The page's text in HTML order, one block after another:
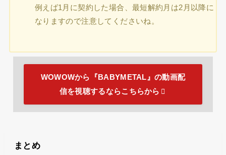
例えば1月に契約した場合、最短解約月は2月以降に
なりますので注意してくださいね。
WOWOWから『BABYMETAL』の動画配
信を視聴するならこちらから
まとめ